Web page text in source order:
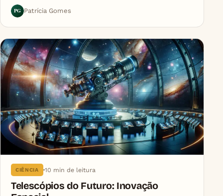
PG Patrícia Gomes
CIÊNCIA 10 min de leitura
Telescópios do Futuro: Inovação